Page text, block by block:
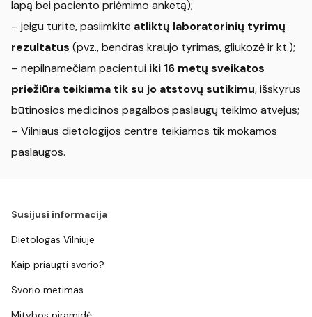
lapą bei paciento priėmimo anketą);
– jeigu turite, pasiimkite atliktų laboratorinių tyrimų
rezultatus (pvz., bendras kraujo tyrimas, gliukozė ir kt.);
– nepilnamečiam pacientui iki 16 metų sveikatos
priežiūra teikiama tik su jo atstovų sutikimu, išskyrus
būtinosios medicinos pagalbos paslaugų teikimo atvejus;
– Vilniaus dietologijos centre teikiamos tik mokamos
paslaugos.
Susijusi informacija
Dietologas Vilniuje
Kaip priaugti svorio?
Svorio metimas